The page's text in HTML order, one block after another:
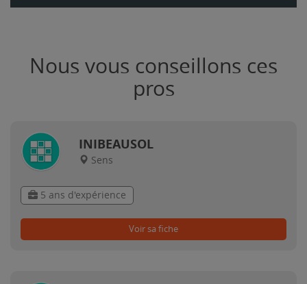
Nous vous conseillons ces
pros
INIBEAUSOL
Sens
5 ans d'expérience
Voir sa fiche